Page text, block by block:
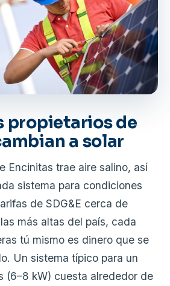
propietarios de
a solar
Encinitas trae aire salino, así
sistema para condiciones
de SDG&E cerca de
más altas del país, cada
tú mismo es dinero que se
Un sistema típico para un
(6–8 kW) cuesta alrededor de